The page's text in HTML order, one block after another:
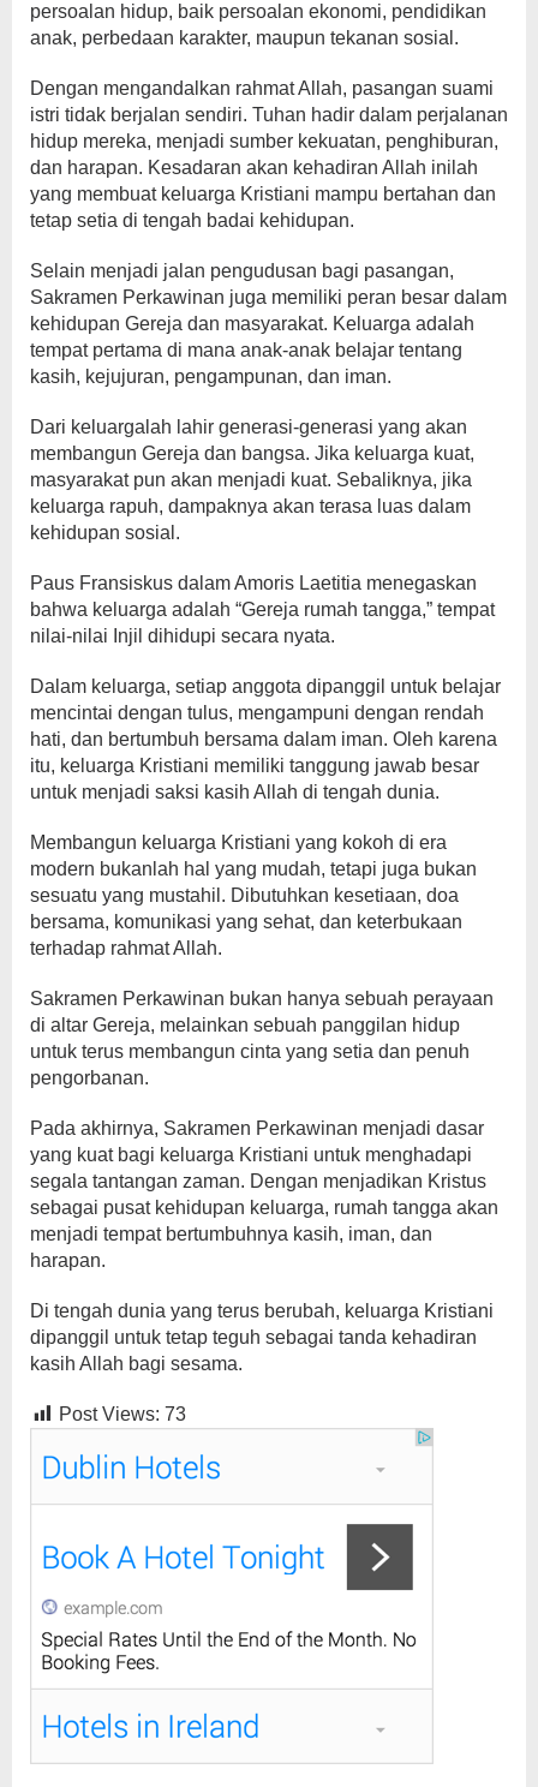
persoalan hidup, baik persoalan ekonomi, pendidikan
anak, perbedaan karakter, maupun tekanan sosial.
Dengan mengandalkan rahmat Allah, pasangan suami
istri tidak berjalan sendiri. Tuhan hadir dalam perjalanan
hidup mereka, menjadi sumber kekuatan, penghiburan,
dan harapan. Kesadaran akan kehadiran Allah inilah
yang membuat keluarga Kristiani mampu bertahan dan
tetap setia di tengah badai kehidupan.
Selain menjadi jalan pengudusan bagi pasangan,
Sakramen Perkawinan juga memiliki peran besar dalam
kehidupan Gereja dan masyarakat. Keluarga adalah
tempat pertama di mana anak-anak belajar tentang
kasih, kejujuran, pengampunan, dan iman.
Dari keluargalah lahir generasi-generasi yang akan
membangun Gereja dan bangsa. Jika keluarga kuat,
masyarakat pun akan menjadi kuat. Sebaliknya, jika
keluarga rapuh, dampaknya akan terasa luas dalam
kehidupan sosial.
Paus Fransiskus dalam Amoris Laetitia menegaskan
bahwa keluarga adalah “Gereja rumah tangga,” tempat
nilai-nilai Injil dihidupi secara nyata.
Dalam keluarga, setiap anggota dipanggil untuk belajar
mencintai dengan tulus, mengampuni dengan rendah
hati, dan bertumbuh bersama dalam iman. Oleh karena
itu, keluarga Kristiani memiliki tanggung jawab besar
untuk menjadi saksi kasih Allah di tengah dunia.
Membangun keluarga Kristiani yang kokoh di era
modern bukanlah hal yang mudah, tetapi juga bukan
sesuatu yang mustahil. Dibutuhkan kesetiaan, doa
bersama, komunikasi yang sehat, dan keterbukaan
terhadap rahmat Allah.
Sakramen Perkawinan bukan hanya sebuah perayaan
di altar Gereja, melainkan sebuah panggilan hidup
untuk terus membangun cinta yang setia dan penuh
pengorbanan.
Pada akhirnya, Sakramen Perkawinan menjadi dasar
yang kuat bagi keluarga Kristiani untuk menghadapi
segala tantangan zaman. Dengan menjadikan Kristus
sebagai pusat kehidupan keluarga, rumah tangga akan
menjadi tempat bertumbuhnya kasih, iman, dan
harapan.
Di tengah dunia yang terus berubah, keluarga Kristiani
dipanggil untuk tetap teguh sebagai tanda kehadiran
kasih Allah bagi sesama.
Post Views: 73